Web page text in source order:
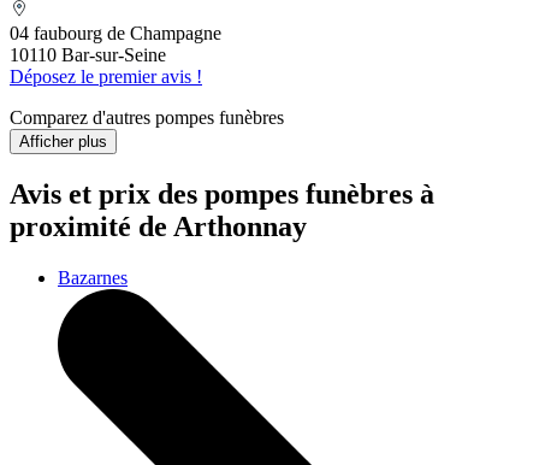
04 faubourg de Champagne
10110 Bar-sur-Seine
Déposez le premier avis !
Comparez d'autres pompes funèbres
Afficher plus
Avis et prix des pompes funèbres à
proximité de Arthonnay
Bazarnes